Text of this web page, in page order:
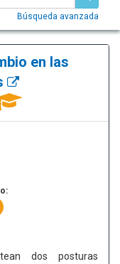
Búsqueda avanzada
en las
dos posturas